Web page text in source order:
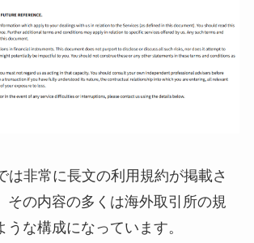
は非常に長文の利用規約が掲載さ
その内容の多くは海外取引所の規
うな構成になっています。